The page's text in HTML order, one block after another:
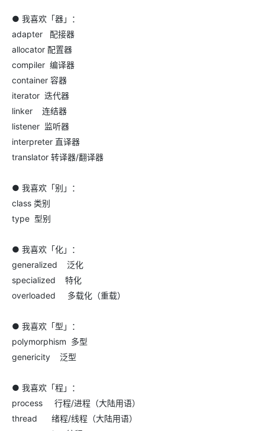
● 我喜欢「器」：
adapter 配接器
allocator 配置器
compiler 编译器
container 容器
iterator 迭代器
linker 连结器
listener 监听器
interpreter 直译器
translator 转译器/翻译器
● 我喜欢「别」：
class 类别
type 型别
● 我喜欢「化」：
generalized 泛化
specialized 特化
overloaded 多载化（重载）
● 我喜欢「型」：
polymorphism 多型
genericity 泛型
● 我喜欢「程」：
process 行程/进程（大陆用语）
thread 绪程/线程（大陆用语）